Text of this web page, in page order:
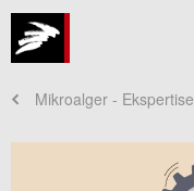
Mikroalger - Ekspertise